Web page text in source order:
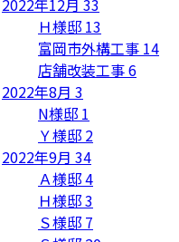
2022年12月 33
Ｈ様邸 13
富岡市外構工事 14
店舗改装工事6
2022年8月 3
N様邸 1
Ｙ様邸 2
2022年9月 34
Ａ様邸4
Ｈ様邸3
Ｓ様邸 7